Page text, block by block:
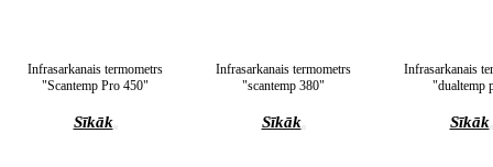
Infrasarkanais termometrs
"Scantemp Pro 450"
Sīkāk
Infrasarkanais termometrs
"scantemp 380"
Sīkāk
Infrasarkanais
"dualtemp
Sīkāk